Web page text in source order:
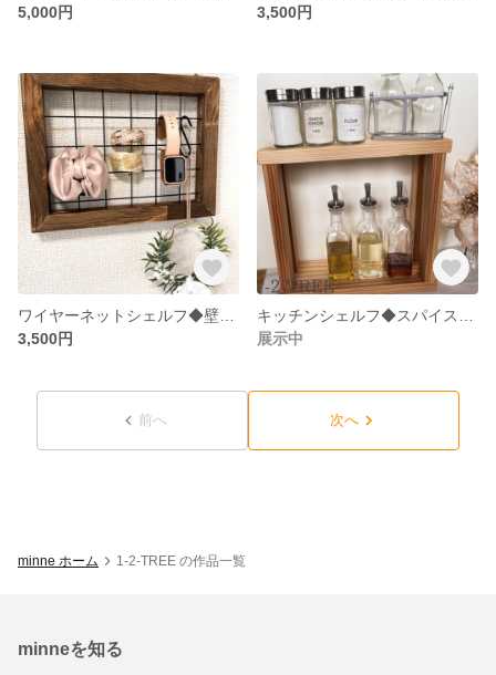
5,000円
3,500円
3,500円
展示中
前へ 次へ
minne ホーム 1-2-TREE の作品一覧
minneを知る